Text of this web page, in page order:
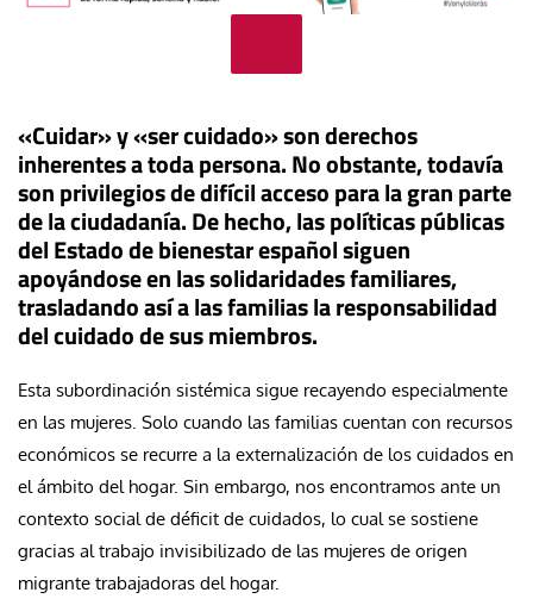
«Cuidar» y «ser cuidado» son derechos
inherentes a toda persona. No obstante, todavía
son privilegios de difícil acceso para la gran parte
de la ciudadanía. De hecho, las políticas públicas
del Estado de bienestar español siguen
apoyándose en las solidaridades familiares,
trasladando así a las familias la responsabilidad
del cuidado de sus miembros.
Esta subordinación sistémica sigue recayendo especialmente
en las mujeres. Solo cuando las familias cuentan con recursos
económicos se recurre a la externalización de los cuidados en
el ámbito del hogar. Sin embargo, nos encontramos ante un
contexto social de déficit de cuidados, lo cual se sostiene
gracias al trabajo invisibilizado de las mujeres de origen
migrante trabajadoras del hogar.